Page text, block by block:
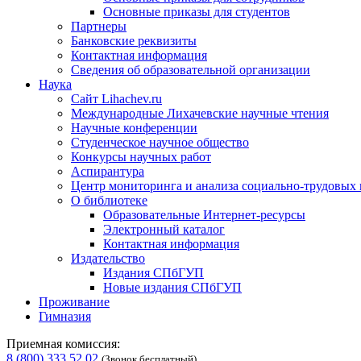
Основные приказы для студентов
Партнеры
Банковские реквизиты
Контактная информация
Сведения об образовательной организации
Наука
Сайт Lihachev.ru
Международные Лихачевские научные чтения
Научные конференции
Студенческое научное общество
Конкурсы научных работ
Аспирантура
Центр мониторинга и анализа социально-трудовых
О библиотеке
Образовательные Интернет-ресурсы
Электронный каталог
Контактная информация
Издательство
Издания СПбГУП
Новые издания СПбГУП
Проживание
Гимназия
Приемная комиссия:
8 (800) 333 52 02